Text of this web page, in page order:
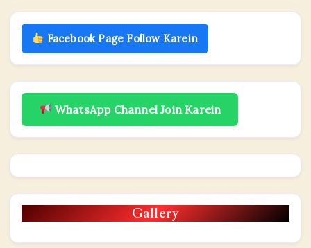
Facebook Page Follow Karein
WhatsApp Channel Join Karein
Gallery